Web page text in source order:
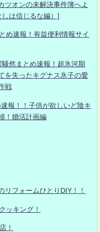
ツオンの未解決事件簿へよ
は信じるな編）]
速報！有益便利情報サイ
然まとめ速報！超氷河期
を失ったキグナス氷子の愛
戦
報！！子供が欲しいど陰キ
！婚活計画編
リフォームひとりDIY！！
ッキング！
！